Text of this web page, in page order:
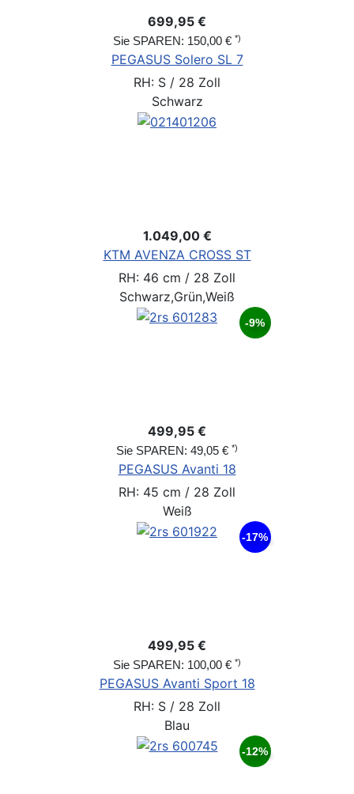
699,95 €
Sie SPAREN: 150,00 € *)
PEGASUS Solero SL 7
RH: S / 28 Zoll
Schwarz
1.049,00 €
KTM AVENZA CROSS ST
RH: 46 cm / 28 Zoll
Schwarz,Grün,Weiß
-9%
499,95 €
Sie SPAREN: 49,05 € *)
PEGASUS Avanti 18
RH: 45 cm / 28 Zoll
Weiß
-17%
499,95 €
Sie SPAREN: 100,00 € *)
PEGASUS Avanti Sport 18
RH: S / 28 Zoll
Blau
-12%